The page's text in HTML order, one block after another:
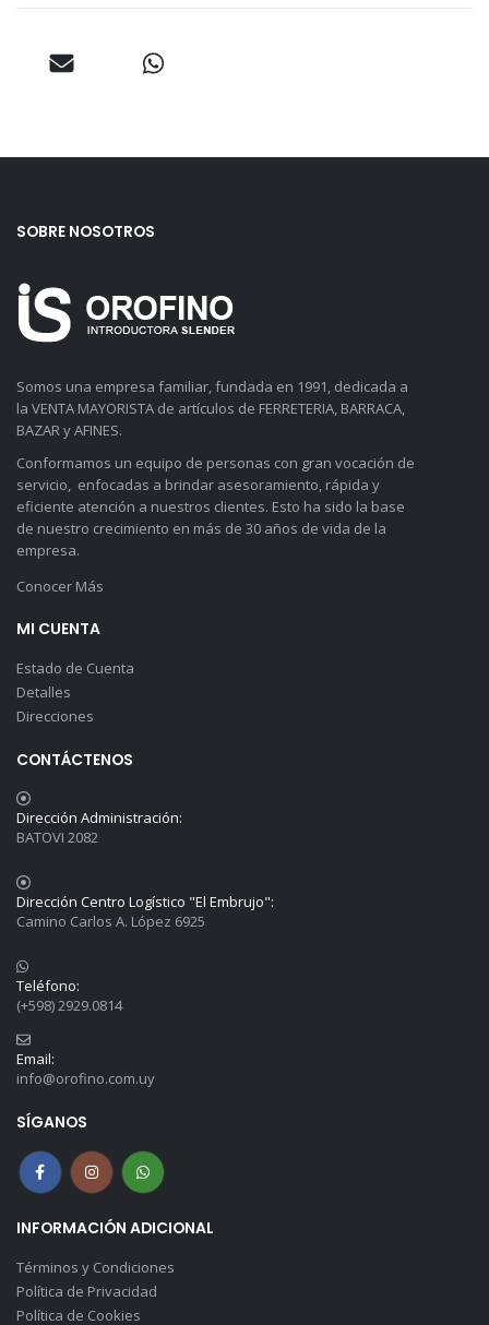
SOBRE NOSOTROS
Somos una empresa familiar, fundada en 1991, dedicada a
la VENTA MAYORISTA de artículos de FERRETERIA, BARRACA,
BAZAR y AFINES.
Conformamos un equipo de personas con gran vocación de
servicio, enfocadas a brindar asesoramiento, rápida y
eficiente atención a nuestros clientes. Esto ha sido la base
de nuestro crecimiento en más de 30 años de vida de la
empresa.
Conocer Más
MI CUENTA
Estado de Cuenta
Detalles
Direcciones
CONTÁCTENOS
Dirección Administración:
BATOVI 2082
Dirección Centro Logístico "El Embrujo":
Camino Carlos A. López 6925
Teléfono:
(+598) 2929.0814
Email:
info@orofino.com.uy
SÍGANOS
INFORMACIÓN ADICIONAL
Términos y Condiciones
Política de Privacidad
Política de Cookies